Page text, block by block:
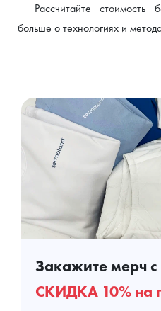
Рассчитайте
больше о технологиях и
Закажите мерч с
СКИДКА 10% на